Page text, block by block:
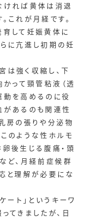
ければ黄体は消退
これが月経です。
して妊娠黄体に
に亢進し初期の妊
強く収縮し、下
かって頸管粘液（透
動を高めるのに役
があるのも関連性
房の張りや分泌物
のような性ホルモ
後生じる腹痛・頭
ど、月経前症候群
と理解が必要にな
ート」というキーワ
てきましたが、日